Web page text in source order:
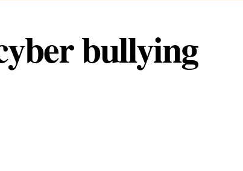
bullying